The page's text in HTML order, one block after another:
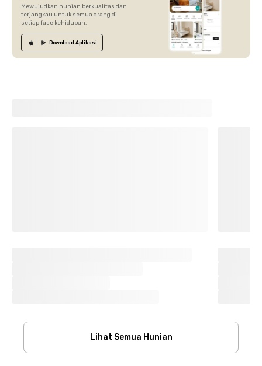
Mewujudkan hunian berkualitas dan
terjangkau untuk semua orang di
setiap fase kehidupan.
Download Aplikasi
Lihat Semua Hunian